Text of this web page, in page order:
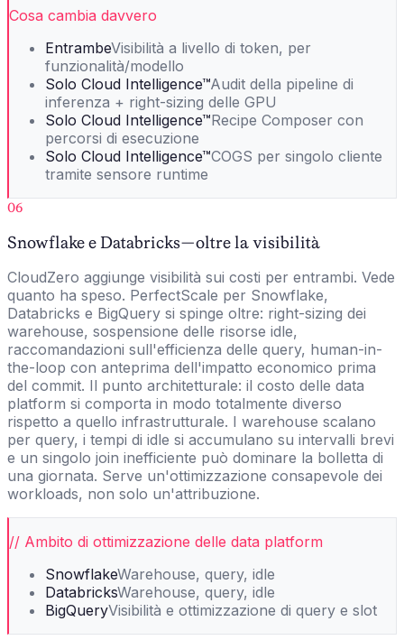
Cosa cambia davvero
EntrambeVisibilità a livello di token, per
funzionalità/modello
Solo Cloud Intelligence™Audit della pipeline di
inferenza + right-sizing delle GPU
Solo Cloud Intelligence™Recipe Composer con
percorsi di esecuzione
Solo Cloud Intelligence™COGS per singolo cliente
tramite sensore runtime
06
Snowflake e Databricks — oltre la visibilità
CloudZero aggiunge visibilità sui costi per entrambi. Vede
quanto ha speso. PerfectScale per Snowflake,
Databricks e BigQuery si spinge oltre: right-sizing dei
warehouse, sospensione delle risorse idle,
raccomandazioni sull'efficienza delle query, human-in-
the-loop con anteprima dell'impatto economico prima
del commit. Il punto architetturale: il costo delle data
platform si comporta in modo totalmente diverso
rispetto a quello infrastrutturale. I warehouse scalano
per query, i tempi di idle si accumulano su intervalli brevi
e un singolo join inefficiente può dominare la bolletta di
una giornata. Serve un'ottimizzazione consapevole dei
workloads, non solo un'attribuzione.
// Ambito di ottimizzazione delle data platform
SnowflakeWarehouse, query, idle
DatabricksWarehouse, query, idle
BigQueryVisibilità e ottimizzazione di query e slot